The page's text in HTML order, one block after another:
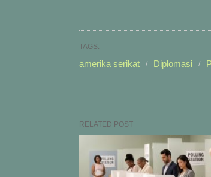
TAGS:
amerika serikat Diplomasi
RELATED POST